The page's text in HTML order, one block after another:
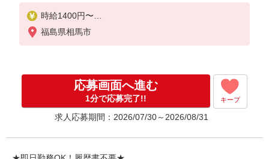
時給1400円〜
※残業代支給
★交通費別途支給（規定あり）
入社祝い金10万円支給(規定有)
お友達を紹介頂くと,
インセンティブ支給(規定有)
゜・。○。・゜+゜・。○。・゜+゜
福島県相馬市
応募画面へ進む
1分で応募完了!! キープ
求人応募期間：2026/07/30～2026/08/31